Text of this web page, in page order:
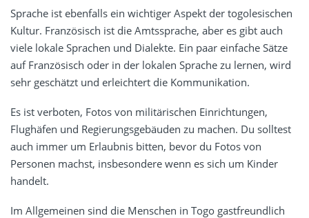
Sprache ist ebenfalls ein wichtiger Aspekt der togolesischen
Kultur. Französisch ist die Amtssprache, aber es gibt auch
viele lokale Sprachen und Dialekte. Ein paar einfache Sätze
auf Französisch oder in der lokalen Sprache zu lernen, wird
sehr geschätzt und erleichtert die Kommunikation.
Es ist verboten, Fotos von militärischen Einrichtungen,
Flughäfen und Regierungsgebäuden zu machen. Du solltest
auch immer um Erlaubnis bitten, bevor du Fotos von
Personen machst, insbesondere wenn es sich um Kinder
handelt.
Im Allgemeinen sind die Menschen in Togo gastfreundlich